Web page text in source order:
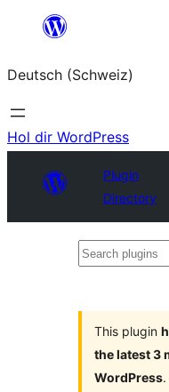
springen
Deutsch (Schweiz)
Hol dir WordPress
Plugin
Directory
Search
This plugin
the latest 3
WordPress